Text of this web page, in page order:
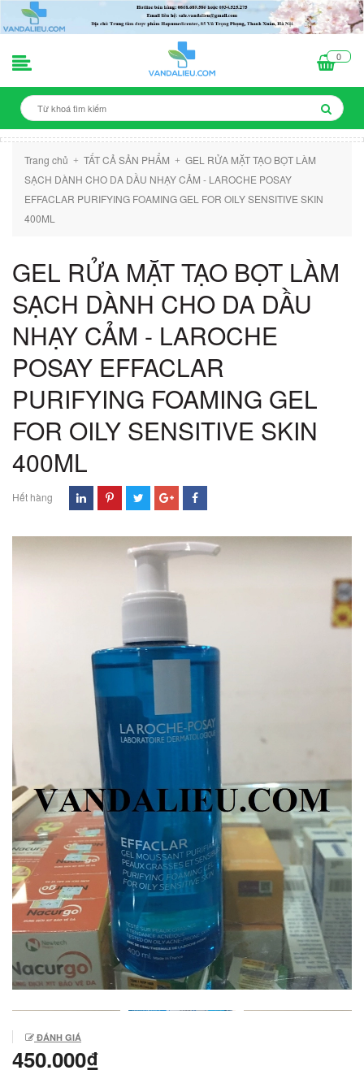
0
Trang chủ + TẤT CẢ SẢN PHẨM + GEL RỬA MẶT TẠO BỌT LÀM
SẠCH DÀNH CHO DA DẦU NHẠY CẢM - LAROCHE POSAY
EFFACLAR PURIFYING FOAMING GEL FOR OILY SENSITIVE SKIN
400ML
GEL RỬA MẶT TẠO BỌT LÀM
SẠCH DÀNH CHO DA DẦU
NHẠY CẢM - LAROCHE
POSAY EFFACLAR
PURIFYING FOAMING GEL
FOR OILY SENSITIVE SKIN
400ML
Hết hàng
ĐÁNH GIÁ
450.000₫